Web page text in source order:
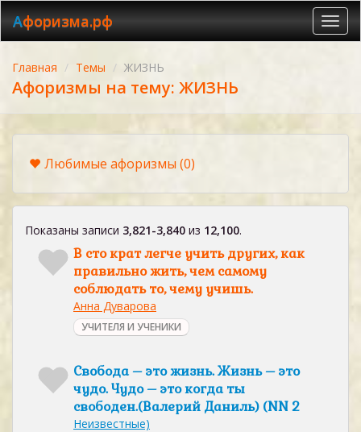
Афоризма.рф
Главная Темы ЖИЗНЬ
Афоризмы на тему: ЖИЗНЬ
Любимые афоризмы (0)
Показаны записи 3,821-3,840 из 12,100.
В сто крат легче учить других, как
правильно жить, чем самому
соблюдать то, чему учишь.
Анна Дуварова
УЧИТЕЛЯ И УЧЕНИКИ
Свобода – это жизнь. Жизнь – это
чудо. Чудо – это когда ты
свободен.(Валерий Даниль) (NN 2
Неизвестные)